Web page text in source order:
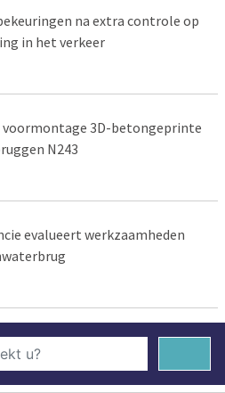
na extra controle op
in het verkeer
voormontage 3D-betongeprinte
N243
evalueert werkzaamheden